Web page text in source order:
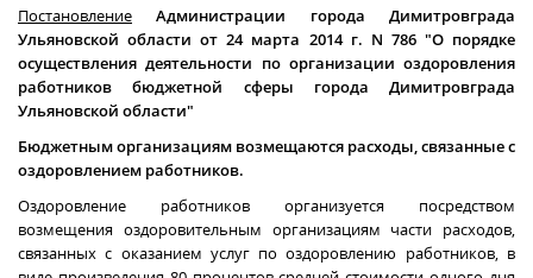
Постановление Администрации города Димитровграда
Ульяновской области от 24 марта 2014 г. N 786 "О порядке
осуществления деятельности по организации оздоровления
работников бюджетной сферы города Димитровграда
Ульяновской области"
Бюджетным организациям возмещаются расходы, связанные с
оздоровлением работников.
Оздоровление работников организуется посредством
возмещения оздоровительным организациям части расходов,
связанных с оказанием услуг по оздоровлению работников, в